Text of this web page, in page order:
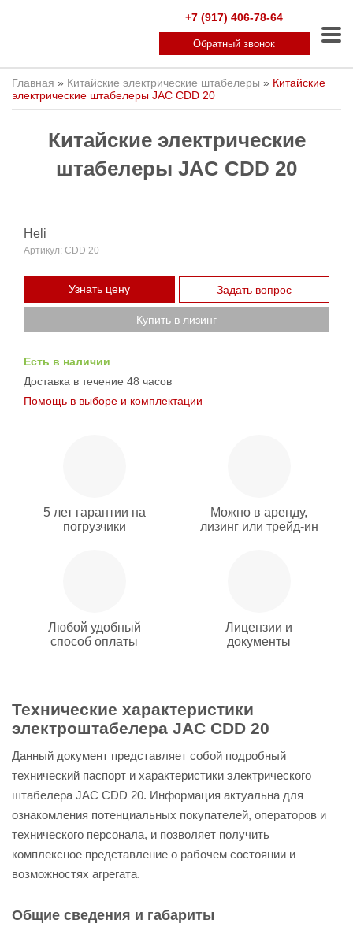
+7 (917) 406-78-64
Обратный звонок
Главная » Китайские электрические штабелеры » Китайские
электрические штабелеры JAC CDD 20
Китайские электрические
штабелеры JAC CDD 20
Heli
Артикул: CDD 20
Узнать цену Задать вопрос
Купить в лизинг
Есть в наличии
Доставка в течение 48 часов
Помощь в выборе и комплектации
5 лет гарантии на
погрузчики
Можно в аренду,
лизинг или трейд-ин
Любой удобный
способ оплаты
Лицензии и
документы
Технические характеристики
электроштабелера JAC CDD 20
Данный документ представляет собой подробный
технический паспорт и характеристики электрического
штабелера JAC CDD 20. Информация актуальна для
ознакомления потенциальных покупателей, операторов и
технического персонала, и позволяет получить
комплексное представление о рабочем состоянии и
возможностях агрегата.
Общие сведения и габариты